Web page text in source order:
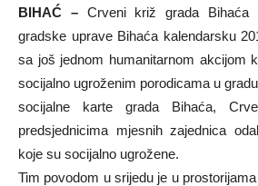
BIHAĆ –Crveni križ grada Bihaća
gradske uprave Bihaća kalendarsku
sa još jednom humanitarnom akcijom
socijalno ugroženim porodicama u
socijalne karte grada Bihaća,
predsjednicima mjesnih zajednica
koje su socijalno ugrožene.
Tim povodom u srijedu je u